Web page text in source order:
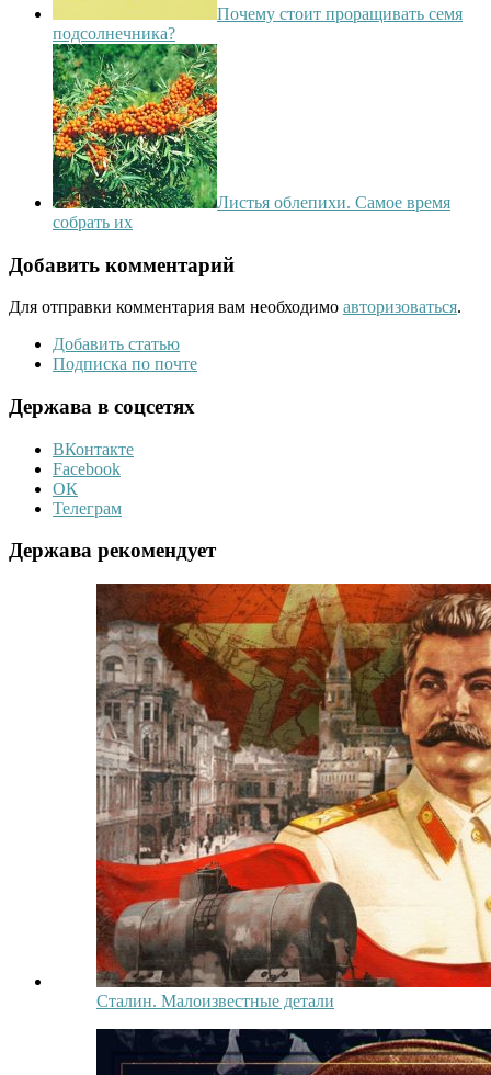
Почему стоит проращивать семя
подсолнечника?
Листья облепихи. Самое время
собрать их
Добавить комментарий
Для отправки комментария вам необходимо авторизоваться.
Добавить статью
Подписка по почте
Держава в соцсетях
ВКонтакте
Facebook
ОК
Телеграм
Держава рекомендует
Сталин. Малоизвестные детали